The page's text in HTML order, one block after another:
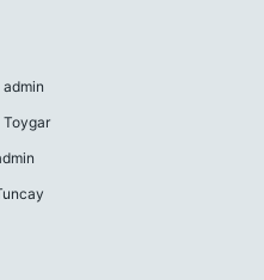
admin
Toygar